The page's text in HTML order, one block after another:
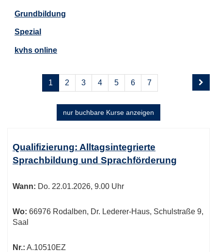
Grundbildung
Spezial
kvhs online
Seiten
blättern
1 2 3 4 5 6 7
nur buchbare Kurse anzeigen
Tabellenüberschriften
können
sortiert
Qualifizierung: Alltagsintegrierte
Sprachbildung und Sprachförderung
Wann: Do. 22.01.2026, 9.00 Uhr
Wo: 66976 Rodalben, Dr. Lederer-Haus, Schulstraße 9,
Saal
Nr.: A.10510EZ